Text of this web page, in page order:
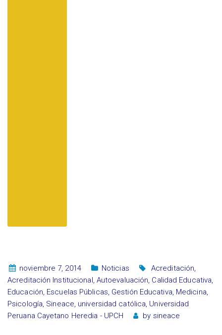
noviembre 7, 2014 Noticias Acreditación,
Acreditación Institucional, Autoevaluación, Calidad Educativa,
Educación, Escuelas Públicas, Gestión Educativa, Medicina,
Psicología, Sineace, universidad católica, Universidad
Peruana Cayetano Heredia - UPCH
by sineace